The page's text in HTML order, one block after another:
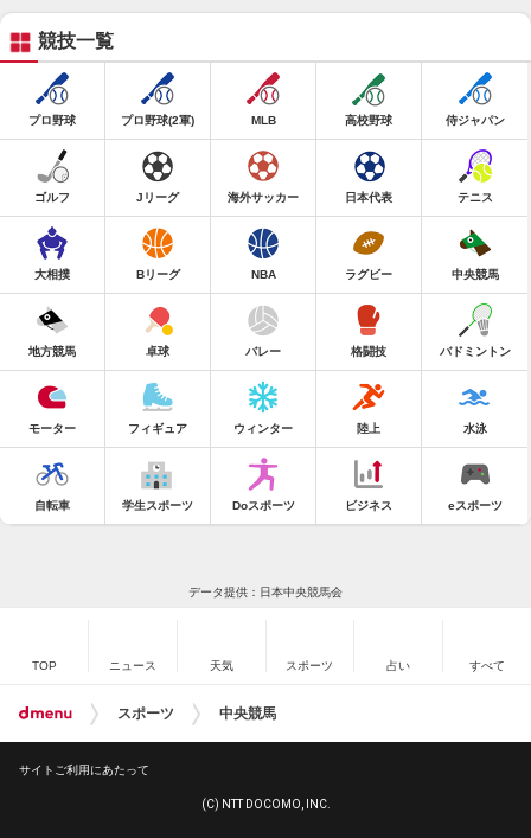
競技一覧
プロ野球 プロ野球(2軍) MLB 高校野球 侍ジャパン
ゴルフ Jリーグ 海外サッカー 日本代表 テニス
大相撲 Bリーグ NBA ラグビー 中央競馬
地方競馬 卓球 バレー 格闘技 バドミントン
モーター フィギュア ウィンター 陸上 水泳
自転車 学生スポーツ Doスポーツ ビジネス eスポーツ
データ提供：日本中央競馬会
TOP ニュース 天気 スポーツ 占い すべて
スポーツ 中央競馬
サイトご利用にあたって
(C) NTT DOCOMO, INC.